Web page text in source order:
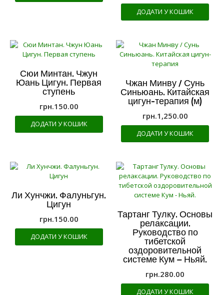
ДОДАТИ У КОШИК
Сюи Минтан. Чжун
Юань Цигун. Первая
ступень
грн.150.00
ДОДАТИ У КОШИК
Чжан Минву / Сунь
Синьюань. Китайская
цигун-терапия (м)
грн.1,250.00
ДОДАТИ У КОШИК
Ли Хунчжи. Фалуньгун.
Цигун
грн.150.00
ДОДАТИ У КОШИК
Тартанг Тулку. Основы
релаксации.
Руководство по
тибетской
оздоровительной
системе Кум – Ньяй.
грн.280.00
ДОДАТИ У КОШИК